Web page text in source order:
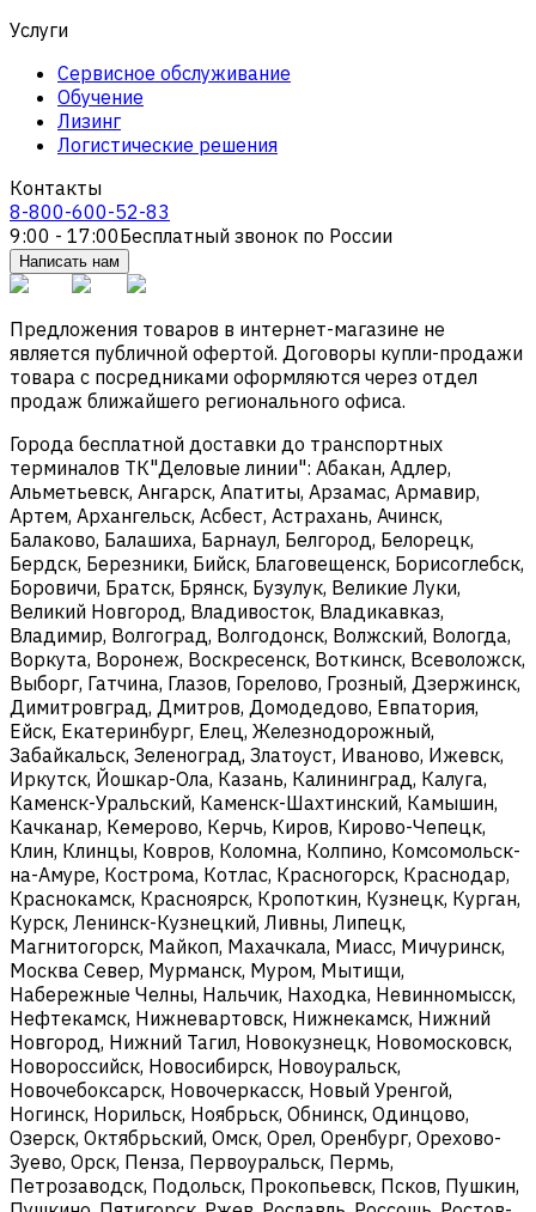
Услуги
Сервисное обслуживание
Обучение
Лизинг
Логистические решения
Контакты
8-800-600-52-83
9:00 - 17:00Бесплатный звонок по России
Написать нам
Предложения товаров в интернет-магазине не
является публичной офертой. Договоры купли-продажи
товара с посредниками оформляются через отдел
продаж ближайшего регионального офиса.
Города бесплатной доставки до транспортных
терминалов ТК"Деловые линии": Абакан, Адлер,
Альметьевск, Ангарск, Апатиты, Арзамас, Армавир,
Артем, Архангельск, Асбест, Астрахань, Ачинск,
Балаково, Балашиха, Барнаул, Белгород, Белорецк,
Бердск, Березники, Бийск, Благовещенск, Борисоглебск,
Боровичи, Братск, Брянск, Бузулук, Великие Луки,
Великий Новгород, Владивосток, Владикавказ,
Владимир, Волгоград, Волгодонск, Волжский, Вологда,
Воркута, Воронеж, Воскресенск, Воткинск, Всеволожск,
Выборг, Гатчина, Глазов, Горелово, Грозный, Дзержинск,
Димитровград, Дмитров, Домодедово, Евпатория,
Ейск, Екатеринбург, Елец, Железнодорожный,
Забайкальск, Зеленоград, Златоуст, Иваново, Ижевск,
Иркутск, Йошкар-Ола, Казань, Калининград, Калуга,
Каменск-Уральский, Каменск-Шахтинский, Камышин,
Качканар, Кемерово, Керчь, Киров, Кирово-Чепецк,
Клин, Клинцы, Ковров, Коломна, Колпино, Комсомольск-
на-Амуре, Кострома, Котлас, Красногорск, Краснодар,
Краснокамск, Красноярск, Кропоткин, Кузнецк, Курган,
Курск, Ленинск-Кузнецкий, Ливны, Липецк,
Магнитогорск, Майкоп, Махачкала, Миасс, Мичуринск,
Москва Север, Мурманск, Муром, Мытищи,
Набережные Челны, Нальчик, Находка, Невинномысск,
Нефтекамск, Нижневартовск, Нижнекамск, Нижний
Новгород, Нижний Тагил, Новокузнецк, Новомосковск,
Новороссийск, Новосибирск, Новоуральск,
Новочебоксарск, Новочеркасск, Новый Уренгой,
Ногинск, Норильск, Ноябрьск, Обнинск, Одинцово,
Озерск, Октябрьский, Омск, Орел, Оренбург, Орехово-
Зуево, Орск, Пенза, Первоуральск, Пермь,
Петрозаводск, Подольск, Прокопьевск, Псков, Пушкин,